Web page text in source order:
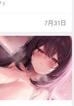
0
7月31日